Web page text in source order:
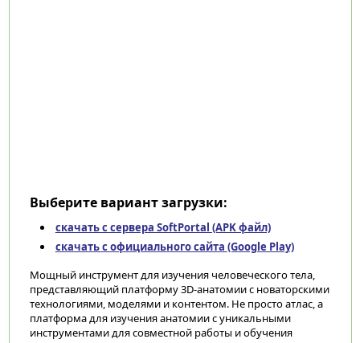
Выберите вариант загрузки:
скачать с сервера SoftPortal (APK файл)
скачать с официального сайта (Google Play)
Мощный инструмент для изучения человеческого тела,
представляющий платформу 3D-анатомии с новаторскими
технологиями, моделями и контентом. Не просто атлас, а
платформа для изучения анатомии с уникальными
инструментами для совместной работы и обучения